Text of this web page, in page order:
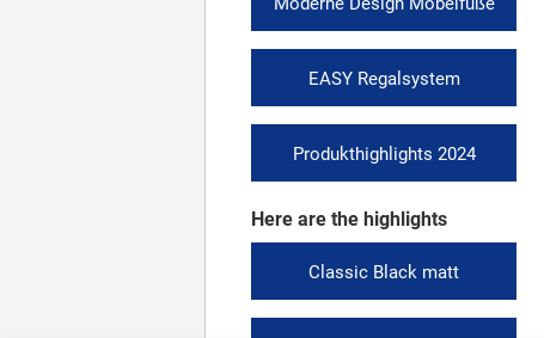
EASY Regalsystem
Produkthighlights 2024
Here are the highlights
Classic Black matt